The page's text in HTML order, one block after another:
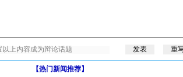
【热门新闻推荐】